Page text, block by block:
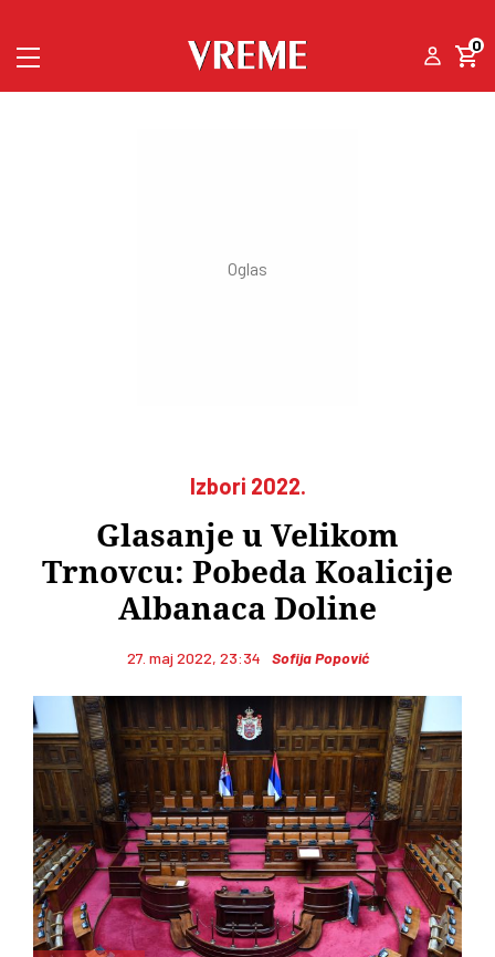
0
Izbori 2022.
Glasanje u Velikom
Trnovcu: Pobeda Koalicije
Albanaca Doline
27. maj 2022, 23:34 Sofija Popović